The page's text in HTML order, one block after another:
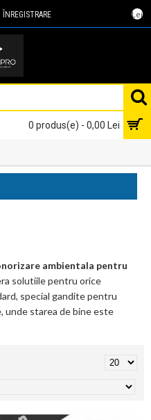
Lei
ÎNREGISTRARE
0 produs(e) - 0,00 Lei
ambientala pentru
solutiile pentru orice
special gandite pentru
unde starea de bine este